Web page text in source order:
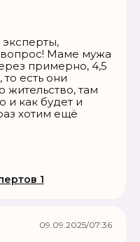
вопрос! Маме мужа
примерно, 4,5
есть они
жительство, там
и как будет и
хотим ещё
1
09.09.2025/07:36